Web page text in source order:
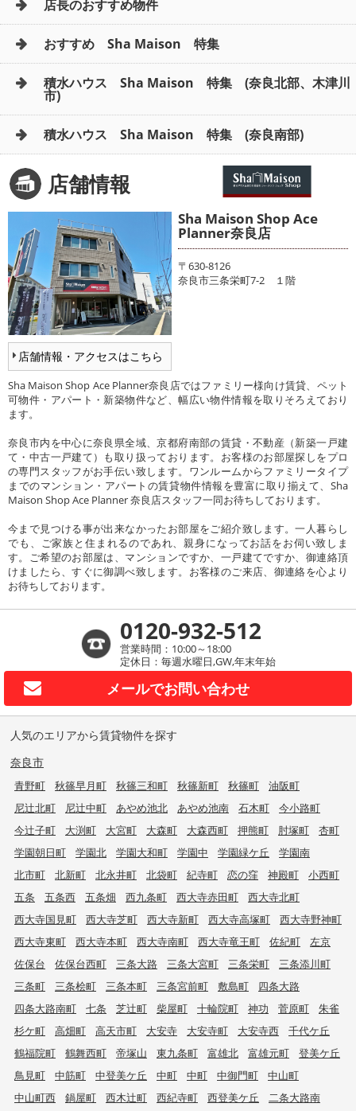
店長のおすすめ物件
おすすめ Sha Maison 特集
積水ハウス Sha Maison 特集 (奈良北部、木津川
市)
積水ハウス Sha Maison 特集 (奈良南部)
店舗情報
店舗情報・アクセスはこちら
Sha Maison Shop Ace
Planner奈良店
〒630-8126
奈良市三条栄町7-2 １階
Sha Maison Shop Ace Planner奈良店ではファミリー様向け賃貸、ペット
可物件・アパート・新築物件など、幅広い物件情報を取りそろえており
ます。
奈良市内を中心に奈良県全域、京都府南部の賃貸・不動産（新築一戸建
て・中古一戸建て）も取り扱っております。お客様のお部屋探しをプロ
の専門スタッフがお手伝い致します。ワンルームからファミリータイプ
までのマンション・アパートの賃貸物件情報を豊富に取り揃えて、Sha
Maison Shop Ace Planner 奈良店スタッフ一同お待ちしております。
今まで見つける事が出来なかったお部屋をご紹介致します。一人暮らし
でも、ご家族と住まれるのであれ、親身になってお話をお伺い致しま
す。ご希望のお部屋は、マンションですか、一戸建てですか、御連絡頂
けましたら、すぐに御調べ致します。お客様のご来店、御連絡を心より
お待ちしております。
0120-932-512
営業時間：10:00～18:00
定休日：毎週水曜日,GW,年末年始
メールでお問い合わせ
人気のエリアから賃貸物件を探す
奈良市
青野町 秋篠早月町 秋篠三和町 秋篠新町 秋篠町
油阪町
尼辻北町
尼辻中町 あやめ池北 あやめ池南 石木町
今小路町
今辻子町
大渕町 大宮町 大森町 大森西町 押熊町 肘塚町
杏町
学園朝日町
学園北 学園大和町 学園中 学園緑ケ丘
学園南
北市町
北新町 北永井町 北袋町 紀寺町 恋の窪 神殿町
小西町
五条
五条西 五条畑 西九条町 西大寺赤田町
西大寺北町
西大寺国見町
西大寺芝町 西大寺新町 西大寺高塚町
西大寺野神町
西大寺東町
西大寺本町 西大寺南町 西大寺竜王町 佐紀町
左京
佐保台
佐保台西町 三条大路 三条大宮町 三条栄町
三条添川町
三条町
三条桧町 三条本町 三条宮前町 敷島町
四条大路
四条大路南町
七条 芝辻町 柴屋町 十輪院町 神功 菅原町
朱雀
杉ケ町
高畑町 高天市町 大安寺 大安寺町 大安寺西
千代ケ丘
鶴福院町
鶴舞西町 帝塚山 東九条町 富雄北 富雄元町
登美ケ丘
鳥見町
中筋町 中登美ケ丘 中町 中町 中御門町
中山町
中山町西
鍋屋町 西木辻町 西紀寺町 西登美ケ丘
二条大路南